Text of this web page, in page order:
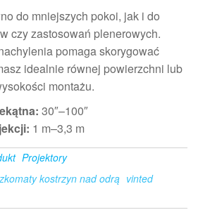
do mniejszych pokoi, jak i do
czy zastosowań plenerowych.
pomaga skorygować
idealnie równej powierzchni lub
montażu.
30″–100″
1 m–3,3 m
Projektory
kostrzyn nad odrą vinted